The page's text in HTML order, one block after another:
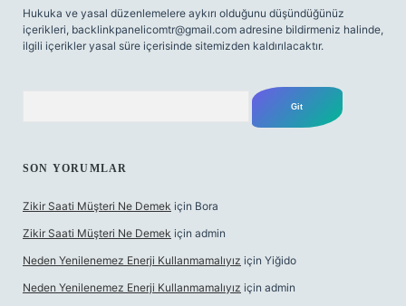
Hukuka ve yasal düzenlemelere aykırı olduğunu düşündüğünüz
içerikleri, backlinkpanelicomtr@gmail.com adresine bildirmeniz halinde,
ilgili içerikler yasal süre içerisinde sitemizden kaldırılacaktır.
SON YORUMLAR
Zikir Saati Müşteri Ne Demek için Bora
Zikir Saati Müşteri Ne Demek için admin
Neden Yenilenemez Enerji Kullanmamalıyız için Yiğido
Neden Yenilenemez Enerji Kullanmamalıyız için admin